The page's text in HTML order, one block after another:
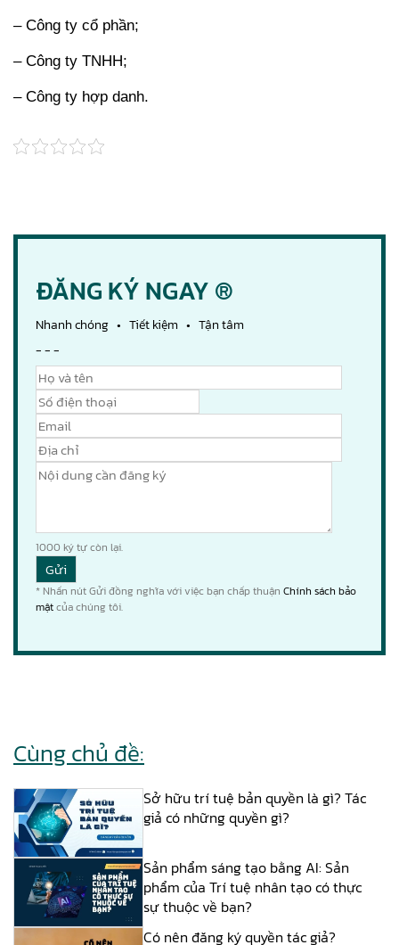
– Công ty cổ phần;
– Công ty TNHH;
– Công ty hợp danh.
ĐĂNG KÝ NGAY ®
Nhanh chóng • Tiết kiệm • Tận tâm
- - -
1000 ký tự còn lại.
* Nhấn nút Gửi đồng nghĩa với việc bạn chấp thuận Chính sách bảo
mậtcủa chúng tôi.
Cùng chủ đề:
Sở hữu trí tuệ bản quyền là gì? Tác
giả có những quyền gì?
Sản phẩm sáng tạo bằng AI: Sản
phẩm của Trí tuệ nhân tạo có thực
sự thuộc về bạn?
Có nên đăng ký quyền tác giả?